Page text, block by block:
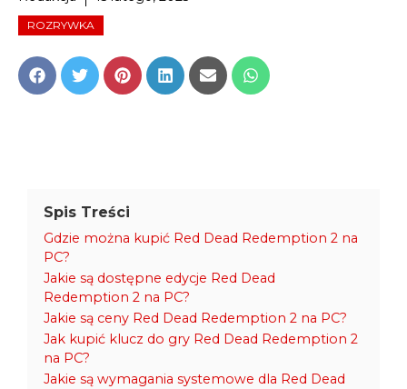
ROZRYWKA
Share
on
Share
on
Share
on
Share
on
Share
on
Share
on
Spis Treści
Gdzie można kupić Red Dead Redemption 2 na
PC?
Jakie są dostępne edycje Red Dead
Redemption 2 na PC?
Jakie są ceny Red Dead Redemption 2 na PC?
Jak kupić klucz do gry Red Dead Redemption 2
na PC?
Jakie są wymagania systemowe dla Red Dead